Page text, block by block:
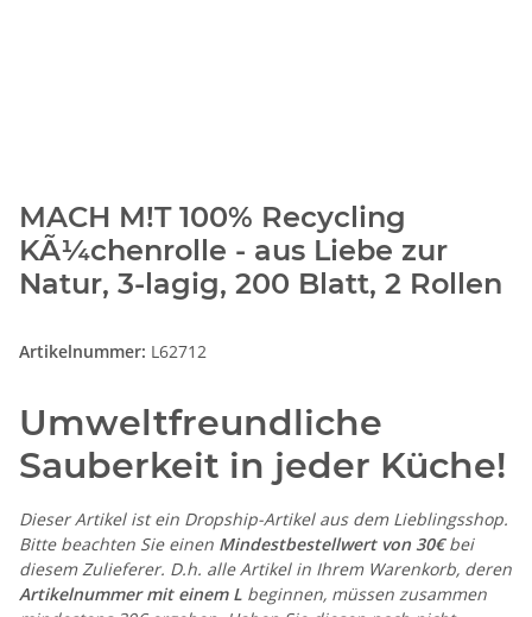
MACH M!T 100% Recycling
KÃ¼chenrolle - aus Liebe zur
Natur, 3-lagig, 200 Blatt, 2 Rollen
Artikelnummer: L62712
Umweltfreundliche
Sauberkeit in jeder Küche!
Dieser Artikel ist ein Dropship-Artikel aus dem Lieblingsshop.
Bitte beachten Sie einen Mindestbestellwert von 30€bei
diesem Zulieferer. D.h. alle Artikel in Ihrem Warenkorb, deren
Artikelnummer mit einem L beginnen, müssen zusammen